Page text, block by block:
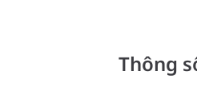
Thông